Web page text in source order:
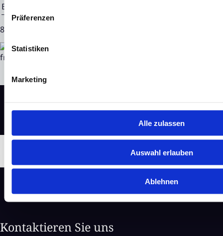
Präferenzen
Statistiken
Marketing
Alle zulassen
Auswahl erlauben
Ablehnen
Ende der Mitteilung
84553 07.07.2023 CET/CEST
Kontaktieren Sie uns